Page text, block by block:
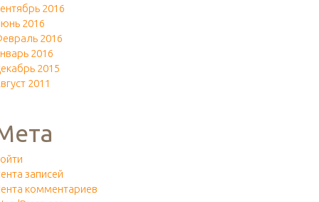
2016
2016
2016
2016
2015
2011
записей
комментариев